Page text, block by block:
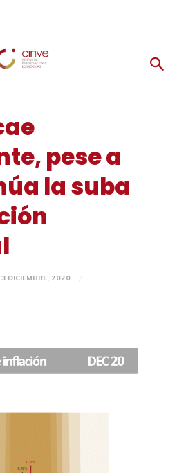
pese a
la suba
3 DICIEMBRE, 2020